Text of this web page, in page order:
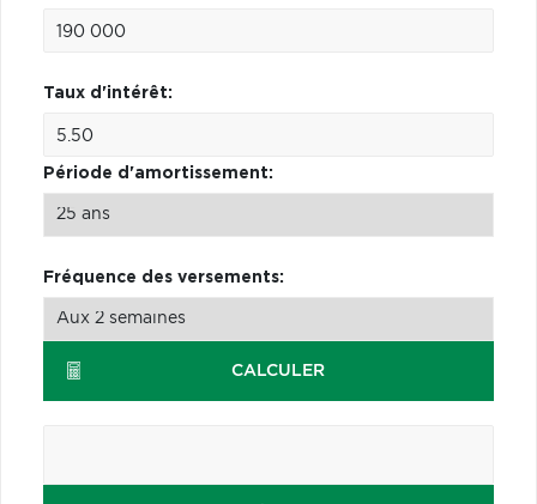
Taux d'intérêt:
Période d'amortissement:
Fréquence des versements:
CALCULER